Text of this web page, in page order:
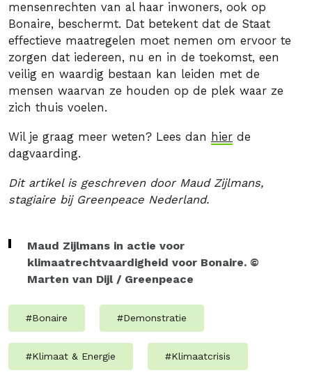
mensenrechten van al haar inwoners, ook op
Bonaire, beschermt. Dat betekent dat de Staat
effectieve maatregelen moet nemen om ervoor te
zorgen dat iedereen, nu en in de toekomst, een
veilig en waardig bestaan kan leiden met de
mensen waarvan ze houden op de plek waar ze
zich thuis voelen.
Wil je graag meer weten? Lees dan hier de
dagvaarding.
Dit artikel is geschreven door Maud Zijlmans,
stagiaire bij Greenpeace Nederland.
Maud Zijlmans in actie voor
klimaatrechtvaardigheid voor Bonaire. ©
Marten van Dijl / Greenpeace
#Bonaire #Demonstratie
#Klimaat & Energie #Klimaatcrisis